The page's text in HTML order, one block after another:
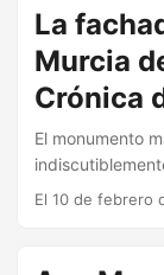
sensaciones.
muy
conjunto con
grandes
nova....
La
Murcia
Crónica
El monumento
barroca, el
provocado que
El 10 de febrero